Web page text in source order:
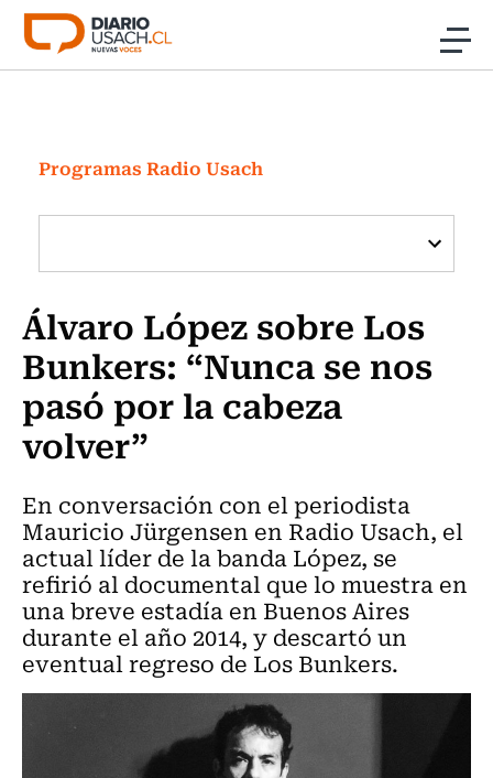
Click acá para ir directamente al contenido
Investigación
Cultura
Programas Radio y TV Usach
Programas Radio Usach
Álvaro López sobre Los
Bunkers: “Nunca se nos
pasó por la cabeza
volver”
En conversación con el periodista
Mauricio Jürgensen en Radio Usach, el
actual líder de la banda López, se
refirió al documental que lo muestra en
una breve estadía en Buenos Aires
durante el año 2014, y descartó un
eventual regreso de Los Bunkers.